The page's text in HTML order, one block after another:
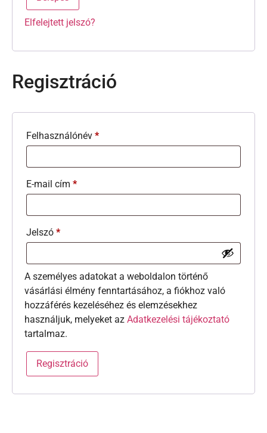
Elfelejtett jelszó?
Regisztráció
Felhasználónév *
E-mail cím *
Jelszó *
A személyes adatokat a weboldalon történő
vásárlási élmény fenntartásához, a fiókhoz való
hozzáférés kezeléséhez és elemzésekhez
használjuk, melyeket az Adatkezelési tájékoztató
tartalmaz.
Regisztráció